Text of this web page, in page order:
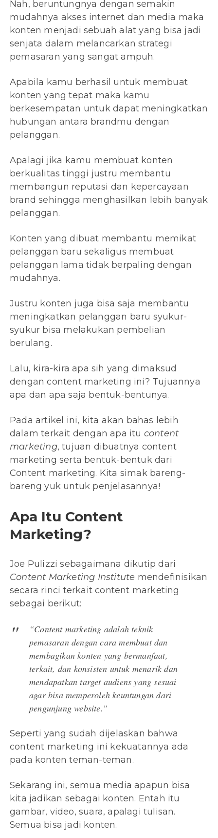
Nah, beruntungnya dengan semakin
mudahnya akses internet dan media maka
konten menjadi sebuah alat yang bisa jadi
senjata dalam melancarkan strategi
pemasaran yang sangat ampuh.
Apabila kamu berhasil untuk membuat
konten yang tepat maka kamu
berkesempatan untuk dapat meningkatkan
hubungan antara brandmu dengan
pelanggan.
Apalagi jika kamu membuat konten
berkualitas tinggi justru membantu
membangun reputasi dan kepercayaan
brand sehingga menghasilkan lebih banyak
pelanggan.
Konten yang dibuat membantu memikat
pelanggan baru sekaligus membuat
pelanggan lama tidak berpaling dengan
mudahnya.
Justru konten juga bisa saja membantu
meningkatkan pelanggan baru syukur-
syukur bisa melakukan pembelian
berulang.
Lalu, kira-kira apa sih yang dimaksud
dengan content marketing ini? Tujuannya
apa dan apa saja bentuk-bentunya.
Pada artikel ini, kita akan bahas lebih
dalam terkait dengan apa itu content
marketing, tujuan dibuatnya content
marketing serta bentuk-bentuk dari
Content marketing. Kita simak bareng-
bareng yuk untuk penjelasannya!
Apa Itu Content
Marketing?
Joe Pulizzi sebagaimana dikutip dari
Content Marketing Institute mendefinisikan
secara rinci terkait content marketing
sebagai berikut:
“Content marketing adalah teknik
pemasaran dengan cara membuat dan
membagikan konten yang bermanfaat,
terkait, dan konsisten untuk menarik dan
mendapatkan target audiens yang sesuai
agar bisa memperoleh keuntungan dari
pengunjung website.”
Seperti yang sudah dijelaskan bahwa
content marketing ini kekuatannya ada
pada konten teman-teman.
Sekarang ini, semua media apapun bisa
kita jadikan sebagai konten. Entah itu
gambar, video, suara, apalagi tulisan.
Semua bisa jadi konten.